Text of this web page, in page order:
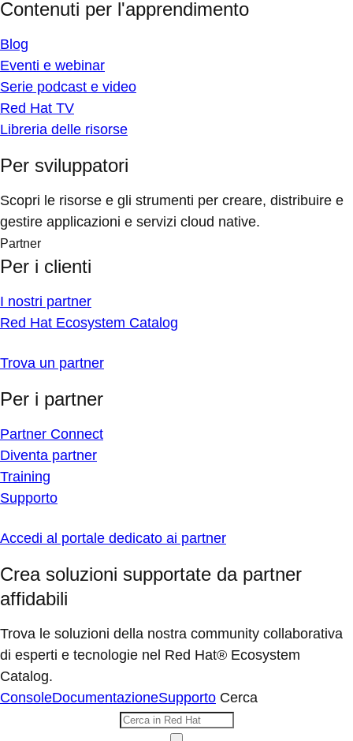
Contenuti per l'apprendimento
Blog
Eventi e webinar
Serie podcast e video
Red Hat TV
Libreria delle risorse
Per sviluppatori
Scopri le risorse e gli strumenti per creare, distribuire e
gestire applicazioni e servizi cloud native.
Partner
Per i clienti
I nostri partner
Red Hat Ecosystem Catalog
Trova un partner
Per i partner
Partner Connect
Diventa partner
Training
Supporto
Accedi al portale dedicato ai partner
Crea soluzioni supportate da partner
affidabili
Trova le soluzioni della nostra community collaborativa
di esperti e tecnologie nel Red Hat® Ecosystem
Catalog.
ConsoleDocumentazioneSupporto Cerca